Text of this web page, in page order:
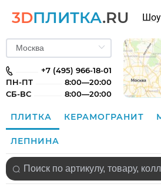
3DПЛИТКА.RU
+7 (495) 966-18-01
ПН-ПТ
8:00—20:00
СБ-ВС
8:00—20:00
ПЛИТКА КЕРАМОГРАНИТ
ЛЕПНИНА